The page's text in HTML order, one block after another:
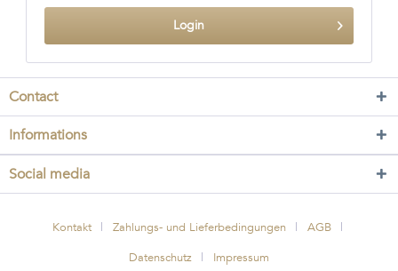
Login
Contact
Informations
Social media
Kontakt Zahlungs- und Lieferbedingungen
AGB
Datenschutz
Impressum